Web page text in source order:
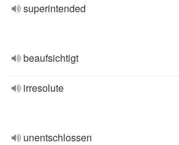
superintended
beaufsichtigt
irresolute
unentschlossen